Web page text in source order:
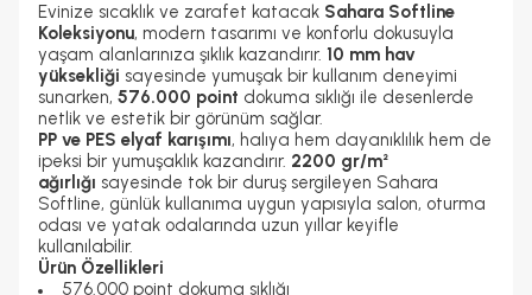
Evinize sıcaklık ve zarafet katacak Sahara Softline
Koleksiyonu, modern tasarımı ve konforlu dokusuyla
yaşam alanlarınıza şıklık kazandırır. 10 mm hav
yüksekliği sayesinde yumuşak bir kullanım deneyimi
sunarken, 576.000 point dokuma sıklığı ile desenlerde
netlik ve estetik bir görünüm sağlar.
PP ve PES elyaf karışımı, halıya hem dayanıklılık hem de
ipeksi bir yumuşaklık kazandırır. 2200 gr/m²
ağırlığı sayesinde tok bir duruş sergileyen Sahara
Softline, günlük kullanıma uygun yapısıyla salon, oturma
odası ve yatak odalarında uzun yıllar keyifle
kullanılabilir.
Ürün Özellikleri
576.000 point dokuma sıklığı